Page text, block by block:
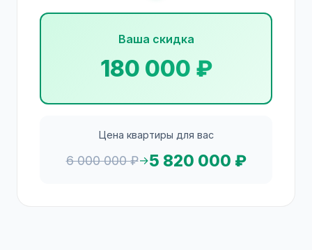
Ваша скидка
180 000 ₽
Цена квартиры для вас
6 000 000 ₽→5 820 000 ₽